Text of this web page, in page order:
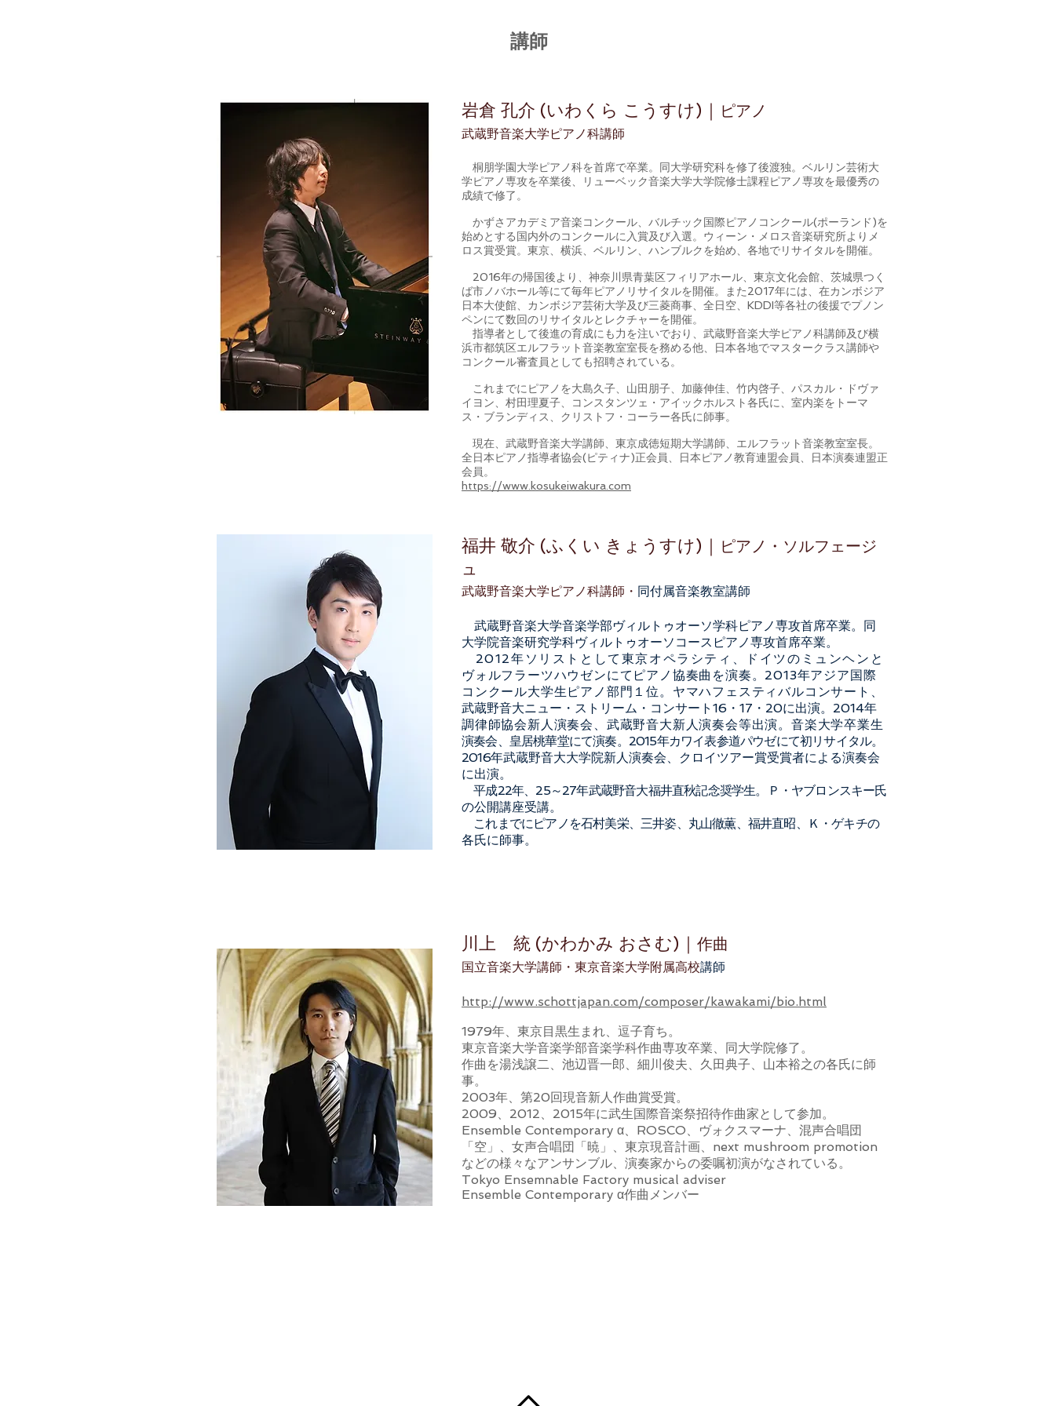
講師
岩倉 孔介 (いわくら こうすけ)｜ ピアノ
武蔵野音楽大学ピアノ科講師
桐朋学園大学ピアノ科を首席で卒業。同大学研究科を修了後渡独。ベルリン芸術大
学ピアノ専攻を卒業後、リューベック音楽大学大学院修士課程ピアノ専攻を最優秀の
成績で修了。
かずさアカデミア音楽コンクール、バルチック国際ピアノコンクール(ポーランド)を
始めとする国内外のコンクールに入賞及び入選。ウィーン・メロス音楽研究所よりメ
ロス賞受賞。東京、横浜、ベルリン、ハンブルクを始め、各地でリサイタルを開催。
2016年の帰国後より、神奈川県青葉区フィリアホール、東京文化会館、茨城県つく
ば市ノバホール等にて毎年ピアノリサイタルを開催。また2017年には、在カンボジア
日本大使館、カンボジア芸術大学及び三菱商事、全日空、KDDI等各社の後援でプノン
ペンにて数回のリサイタルとレクチャーを開催。
指導者として後進の育成にも力を注いでおり、武蔵野音楽大学ピアノ科講師及び横
浜市都筑区エルフラット音楽教室室長を務める他、日本各地でマスタークラス講師や
コンクール審査員としても招聘されている。
これまでにピアノを大島久子、山田朋子、加藤伸佳、竹内啓子、パスカル・ドヴァ
イヨン、村田理夏子、コンスタンツェ・アイックホルスト各氏に、室内楽をトーマ
ス・ブランディス、クリストフ・コーラー各氏に師事。
現在、武蔵野音楽大学講師、東京成徳短期大学講師、エルフラット音楽教室室長。
全日本ピアノ指導者協会(ピティナ)正会員、日本ピアノ教育連盟会員、日本演奏連盟正
会員。
https://www.kosukeiwakura.com
福井 敬介 (ふくい きょうすけ)｜ ピアノ・ソルフェージ
ュ
武蔵野音楽大学ピアノ科講師・ 同付属音楽教室講師
武蔵野音楽大学音楽学部ヴィルトゥオーソ学科ピアノ専攻首席卒業。同
大学院音楽研究学科ヴィルトゥオーソコースピアノ専攻首席卒業。
2012年ソリストとして東京オペラシティ、ドイツのミュンヘンと
ヴォルフラーツハウゼンにてピアノ協奏曲を演奏。2013年アジア国際
コンクール大学生ピアノ部門１位。ヤマハフェスティバルコンサート、
武蔵野音大ニュー・ストリーム・コンサート16・17・20に出演。2014年
調律師協会新人演奏会、武蔵野音大新人演奏会等出演。音楽大学卒業生
演奏会、皇居桃華堂にて演奏。2015年カワイ表参道パウゼにて初リサイタル。
2016年武蔵野音大大学院新人演奏会、クロイツアー賞受賞者による演奏会
に出演。
平成22年、25～27年武蔵野音大福井直秋記念奨学生。Ｐ・ヤブロンスキー氏
の公開講座受講。
これまでにピアノを石村美栄、三井姿、丸山徹薫、福井直昭、Ｋ・ゲキチの
各氏に師事。
川上 統 (かわかみ おさむ)｜ 作曲
国立音楽大学講師・東京音楽大学附属高校講師
http://www.schottjapan.com/composer/kawakami/bio.html
1979年、東京目黒生まれ、逗子育ち。
東京音楽大学音楽学部音楽学科作曲専攻卒業、同大学院修了。
作曲を湯浅譲二、池辺晋一郎、細川俊夫、久田典子、山本裕之の各氏に師
事。
2003年、第20回現音新人作曲賞受賞。
2009、2012、2015年に武生国際音楽祭招待作曲家として参加。
Ensemble Contemporary α、ROSCO、ヴォクスマーナ、混声合唱団
「空」、女声合唱団「暁」、東京現音計画、next mushroom promotion
などの様々なアンサンブル、演奏家からの委嘱初演がなされている。
Tokyo Ensemnable Factory musical adviser
Ensemble Contemporary α作曲メンバー